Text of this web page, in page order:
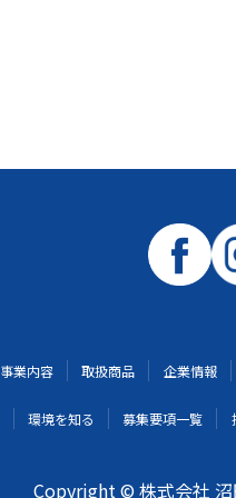
事業内容 取扱商品 企業情報
環境を知る 募集要項一覧
Copyright © 株式会社